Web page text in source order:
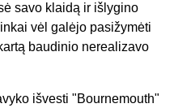
savo klaidą ir išlygino
vėl galėjo pasižymėti
baudinio nerealizavo
išvesti "Bournemouth"